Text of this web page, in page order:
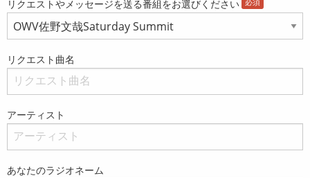
リクエストやメッセージを送る番組をお選びください
リクエスト曲名
アーティスト
あなたのラジオネーム